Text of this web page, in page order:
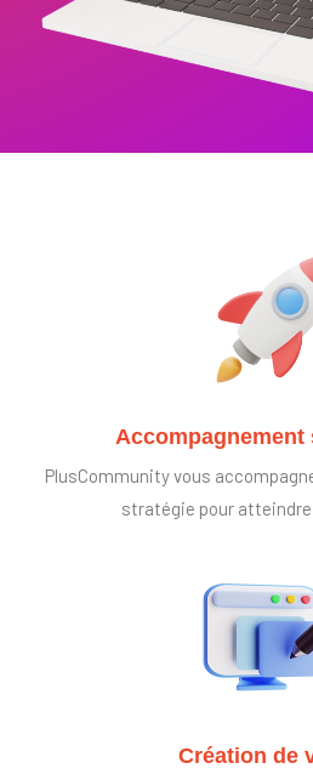
Accompagnement
PlusCommunity vous
stratégie pour
Création de